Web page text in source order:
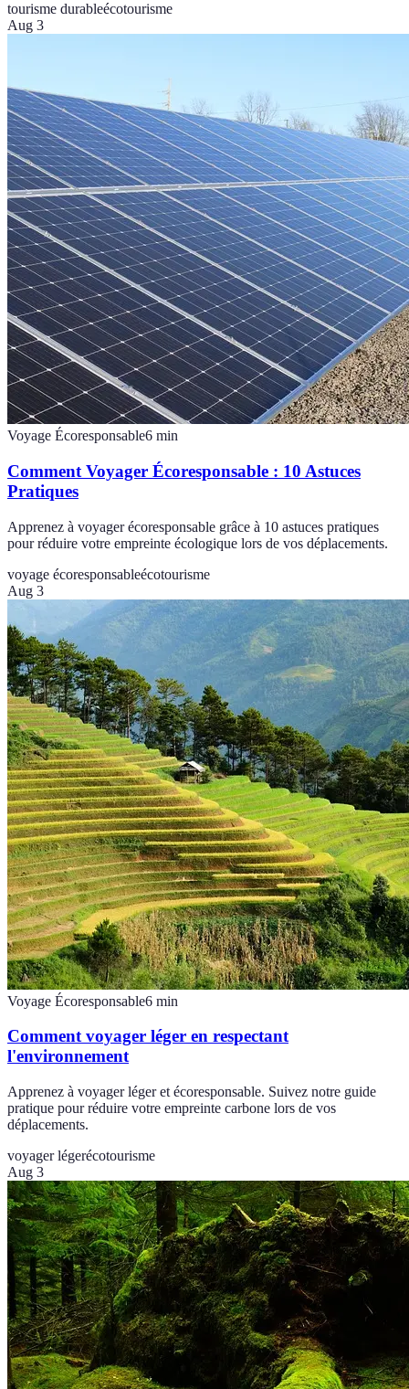
tourisme durableécotourisme
Aug 3
Voyage Écoresponsable6 min
Comment Voyager Écoresponsable : 10 Astuces
Pratiques
Apprenez à voyager écoresponsable grâce à 10 astuces pratiques
pour réduire votre empreinte écologique lors de vos déplacements.
voyage écoresponsableécotourisme
Aug 3
Voyage Écoresponsable6 min
Comment voyager léger en respectant
l'environnement
Apprenez à voyager léger et écoresponsable. Suivez notre guide
pratique pour réduire votre empreinte carbone lors de vos
déplacements.
voyager légerécotourisme
Aug 3